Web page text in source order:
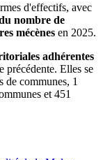
d'effectifs, avec
nombre de
mécènes en 2025.
adhérentes
précédente. Elles se
de communes, 1
et 451